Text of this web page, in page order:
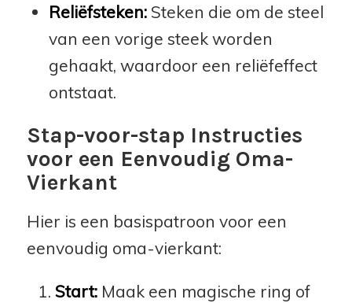
Reliëfsteken:Steken die om de steel
van een vorige steek worden
gehaakt, waardoor een reliëfeffect
ontstaat.
Stap-voor-stap Instructies
voor een Eenvoudig Oma-
Vierkant
Hier is een basispatroon voor een
eenvoudig oma-vierkant:
Start:Maak een magische ring of